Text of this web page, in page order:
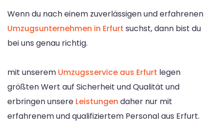
Wenn du nach einem zuverlässigen und erfahrenen
Umzugsunternehmen in Erfurt suchst, dann bist du
bei uns genau richtig.
mit unserem Umzugsservice aus Erfurt legen
größten Wert auf Sicherheit und Qualität und
erbringen unsere Leistungen daher nur mit
erfahrenem und qualifiziertem Personal aus Erfurt.